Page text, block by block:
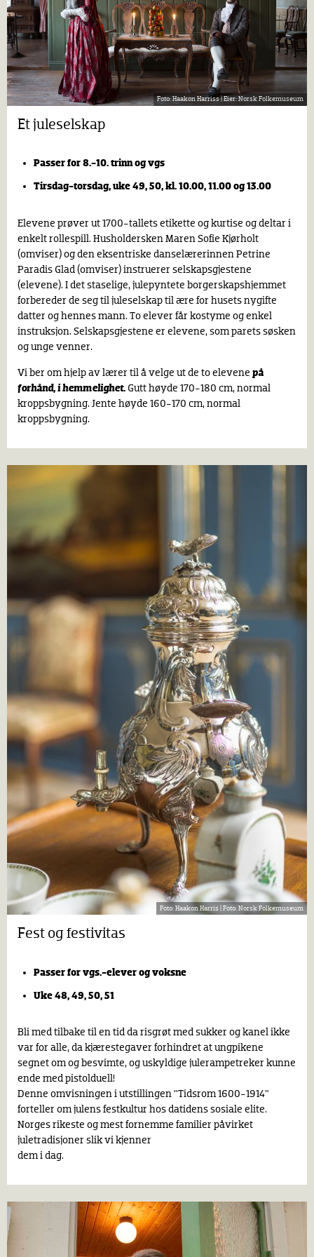
Haakon Harriss | Norsk Folkemuseum
Et juleselskap
Passer for 8.-10. trinn og vgs
Tirsdag-torsdag, uke 49, 50, kl. 10.00, 11.00 og 13.00
Elevene prøver ut 1700-tallets etikette og kurtise og deltar i
enkelt rollespill. Husholdersken Maren Sofie Kjørholt
(omviser) og den eksentriske danselærerinnen Petrine
Paradis Glad (omviser) instruerer selskapsgjestene
(elevene). I det staselige, julepyntete borgerskapshjemmet
forbereder de seg til juleselskap til ære for husets nygifte
datter og hennes mann. To elever får kostyme og enkel
instruksjon. Selskapsgjestene er elevene, som parets søsken
og unge venner.
Vi ber om hjelp av lærer til å velge ut de to elevene på
forhånd, i hemmelighet. Gutt høyde 170-180 cm, normal
kroppsbygning. Jente høyde 160-170 cm, normal
kroppsbygning.
Haakon Harris | Norsk Folkemuseum
Fest og festivitas
Passer for vgs.-elever og voksne
Uke 48, 49, 50, 51
Bli med tilbake til en tid da risgrøt med sukker og kanel ikke
var for alle, da kjærestegaver forhindret at ungpikene
segnet om og besvimte, og uskyldige julerampetreker kunne
ende med pistolduell! ​
Denne omvisningen i utstillingen "Tidsrom 1600-1914"
forteller om julens festkultur hos datidens sosiale elite.
Norges rikeste og mest fornemme familier påvirket
juletradisjoner slik vi kjenner
dem i dag.